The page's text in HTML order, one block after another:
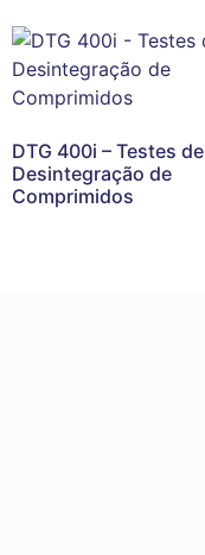
DTG 400i – Testes de
Desintegração de
Comprimidos